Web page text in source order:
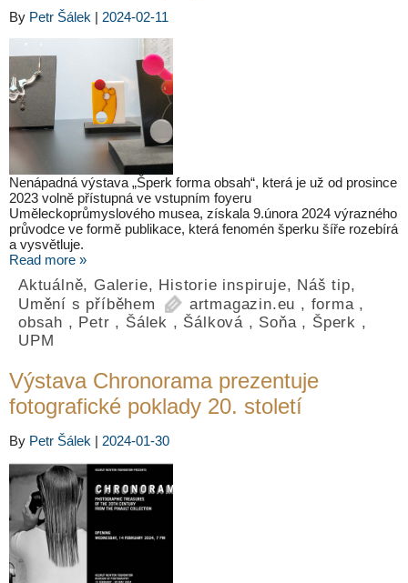
By Petr Šálek | 2024-02-11
Nenápadná výstava „Šperk forma obsah“, která je už od prosince
2023 volně přístupná ve vstupním foyeru
Uměleckoprůmyslového musea, získala 9.února 2024 výrazného
průvodce ve formě publikace, která fenomén šperku šíře rozebírá
a vysvětluje.
Read more »
Aktuálně, Galerie, Historie inspiruje, Náš tip,
Umění s příběhem
artmagazin.eu , forma,
obsah , Petr , Šálek , Šálková , Soňa, Šperk ,
UPM
Výstava Chronorama prezentuje
fotografické poklady 20. století
By Petr Šálek | 2024-01-30